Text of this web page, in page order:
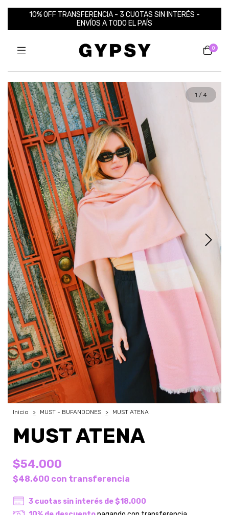
10% OFF TRANSFERENCIA - 3 CUOTAS SIN INTERÉS -
ENVÍOS A TODO EL PAÍS
0
1 / 4
Inicio > MUST - BUFANDONES > MUST ATENA
MUST ATENA
$54.000
$48.600 con transferencia
3 cuotas sin interés de$18.000